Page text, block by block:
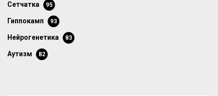
сетчатка 95
гиппокамп 93
нейрогенетика 83
аутизм 82